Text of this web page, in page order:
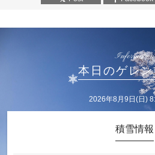
Information
本日のゲレ
2026年8月9日(日)
積雪情報